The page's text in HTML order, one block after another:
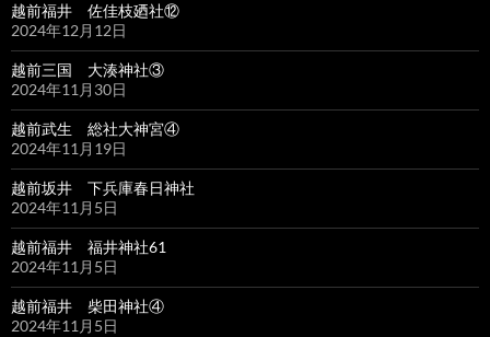
越前福井 佐佳枝廼社⑫
2024年12月12日
越前三国 大湊神社③
2024年11月30日
越前武生 総社大神宮④
2024年11月19日
越前坂井 下兵庫春日神社
2024年11月5日
越前福井 福井神社61
2024年11月5日
越前福井 柴田神社④
2024年11月5日